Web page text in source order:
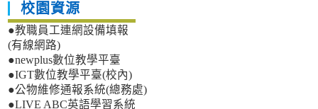
校園資源
●教職員工連網設備填報
(有線網路)
●newplus數位教學平臺
●IGT數位教學平臺(校內)
●公物維修通報系統(總務處)
●LIVE ABC英語學習系統